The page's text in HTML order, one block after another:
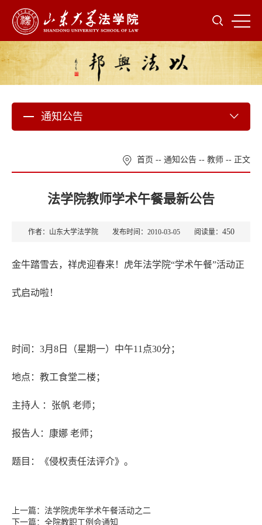
通知公告
首页 -- 通知公告 -- 教师 -- 正文
法学院教师学术午餐最新公告
作者：山东大学法学院 发布时间：2010-03-05 阅读量： 450
金牛踏雪去，祥虎迎春来！虎年法学院“学术午餐”活动正
式启动啦！
时间：3月8日（星期一）中午11点30分；
地点：教工食堂二楼；
主持人 ：张帆 老师；
报告人：康娜 老师；
题目：《侵权责任法评介》。
上一篇： 法学院虎年学术午餐活动之二
下一篇： 全院教职工例会通知